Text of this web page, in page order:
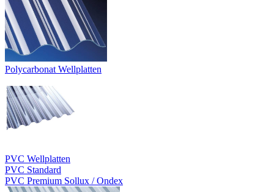
Polycarbonat Wellplatten
PVC Wellplatten
PVC Standard
PVC Premium Sollux / Ondex